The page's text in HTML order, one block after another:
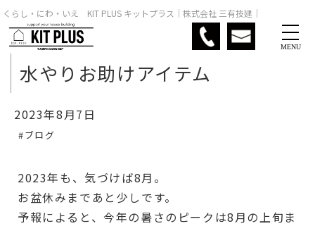
くらし・にわ・いえ KIT PLUS キットプラス｜株式会社 三有技建｜
MENU
水やりお助けアイテム
2023年8月7日
#ブログ
2023年も、気づけば8月。
お盆休みまであと少しです。
予報によると、今年の暑さのピークは8月の上旬ま